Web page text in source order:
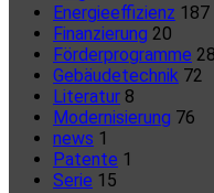
Energieeffizienz 187
Finanzierung 20
Förderprogramme 28
Gebäudetechnik 72
Literatur 8
Modernisierung 76
news 1
Patente 1
Serie 15